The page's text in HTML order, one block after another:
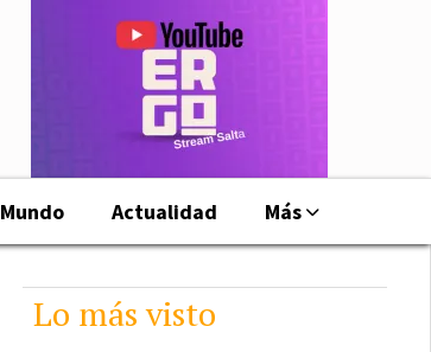
Mundo Actualidad Más
Lo más visto